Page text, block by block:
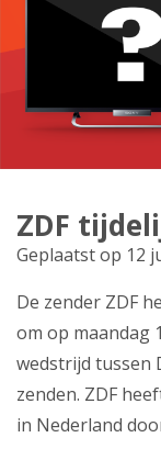
Algemeen
Klantenservice
Mijn Kabelnoord
Zakelijk
Mijn webmail
ZDF
Geplaatst op 12
De zender ZDF
om op maandag
wedstrijd tussen
zenden. ZDF
in Nederland